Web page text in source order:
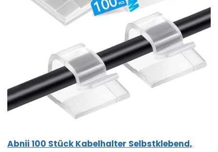
Abnii 100 Stück Kabelhalter Selbstklebend,